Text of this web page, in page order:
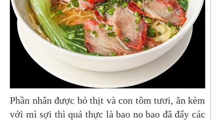
Phần nhân được bỏ thịt và con tôm tươi, ăn kèm
với mì sợi thì quả thực là bao no bao đã đấy các